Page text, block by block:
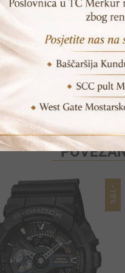
Pošalji
-10%